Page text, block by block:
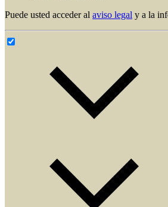
Puede usted acceder al aviso legal y a la